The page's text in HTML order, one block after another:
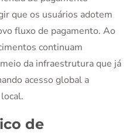
que os usuários adotem
fluxo de pagamento. Ao
continuam
da infraestrutura que já
acesso global a
de